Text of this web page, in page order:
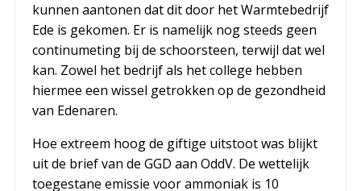
kunnen aantonen dat dit door het Warmtebedrijf
Ede is gekomen. Er is namelijk nog steeds geen
continumeting bij de schoorsteen, terwijl dat wel
kan. Zowel het bedrijf als het college hebben
hiermee een wissel getrokken op de gezondheid
van Edenaren.
Hoe extreem hoog de giftige uitstoot was blijkt
uit de brief van de GGD aan OddV. De wettelijk
toegestane emissie voor ammoniak is 10